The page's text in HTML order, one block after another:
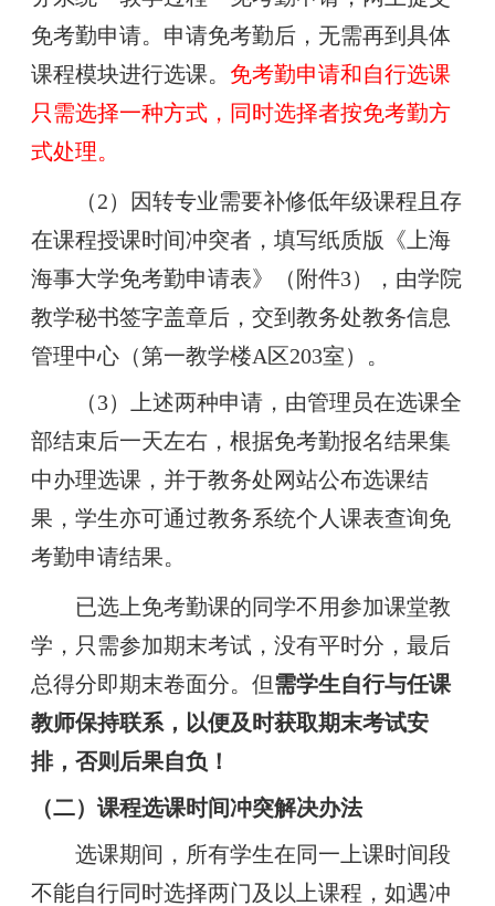
免考勤申请。申请免考勤后，无需再到具体
课程模块进行选课。 免考勤申请和自行选课
只需选择一种方式，同时选择者按免考勤方
式处理。
（2）因转专业需要补修低年级课程且存
在课程授课时间冲突者，填写纸质版《上海
海事大学免考勤申请表》（附件3），由学院
教学秘书签字盖章后，交到教务处教务信息
管理中心（第一教学楼A区203室）。
（3）上述两种申请，由管理员在选课全
部结束后一天左右，根据免考勤报名结果集
中办理选课，并于教务处网站公布选课结
果，学生亦可通过教务系统个人课表查询免
考勤申请结果。
已选上免考勤课的同学不用参加课堂教
学，只需参加期末考试，没有平时分，最后
总得分即期末卷面分。但需学生自行与任课
教师保持联系，以便及时获取期末考试安
排，否则后果自负！
（二） 课程选课时间冲突解决办法
选课期间，所有学生在同一上课时间段
不能自行同时选择两门及以上课程，如遇冲